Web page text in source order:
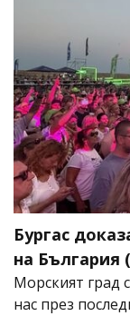
Бургас
на
Морският град
нас през